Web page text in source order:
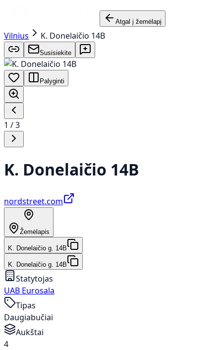
Atgal į žemėlapį
Vilnius K. Donelaičio 14B
Susisiekite
Palyginti
1 /3
K. Donelaičio 14B
nordstreet.com
Žemėlapis
K. Donelaičio g. 14B
K. Donelaičio g. 14B
Statytojas
UAB Eurosala
Tipas
Daugiabučiai
Aukštai
4